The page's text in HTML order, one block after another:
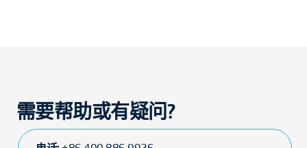
需要帮助或有疑问?